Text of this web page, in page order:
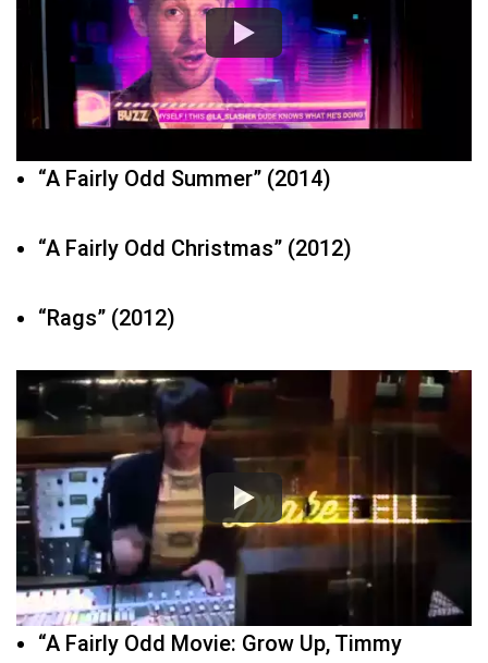
“A Fairly Odd Summer” (2014)
“A Fairly Odd Christmas” (2012)
“Rags” (2012)
“A Fairly Odd Movie: Grow Up, Timmy